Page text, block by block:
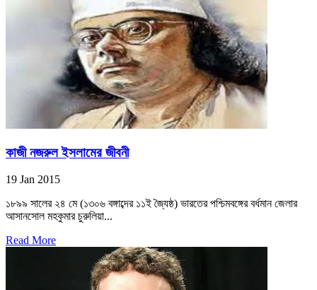
কাজী নজরুল ইসলামের জীবনী
19 Jan 2015
১৮৯৯ সালের ২৪ মে (১৩০৬ বঙ্গাব্দের ১১ই জ্যৈষ্ঠ) ভারতের পশ্চিমবঙ্গের বর্ধমান জেলার
আসানসোল মহকুমার চুরুলিয়া...
Read More